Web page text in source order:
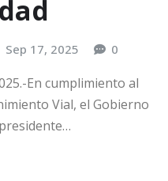
Sep 17, 2025 0
En cumplimiento al
Vial, el Gobierno